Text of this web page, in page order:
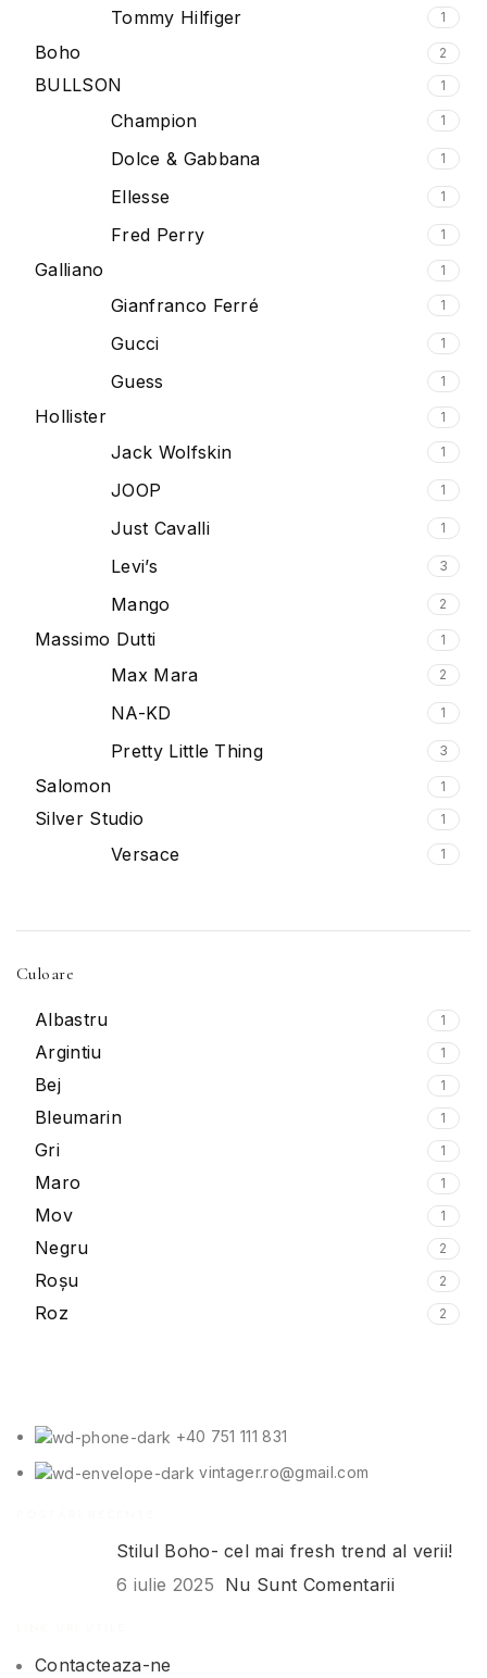
Tommy Hilfiger 1
Boho 2
BULLSON 1
Champion 1
Dolce & Gabbana 1
Ellesse 1
Fred Perry 1
Galliano 1
Gianfranco Ferré 1
Gucci 1
Guess 1
Hollister 1
Jack Wolfskin 1
JOOP 1
Just Cavalli 1
Levi’s 3
Mango 2
Massimo Dutti 1
Max Mara 2
NA-KD 1
Pretty Little Thing 3
Salomon 1
Silver Studio 1
Versace 1
Culoare
Albastru 1
Argintiu 1
Bej 1
Bleumarin 1
Gri 1
Maro 1
Mov 1
Negru 2
Roșu 2
Roz 2
+40 751 111 831
vintager.ro@gmail.com
Stilul Boho- cel mai fresh trend al verii!
6 iulie 2025 Nu Sunt Comentarii
Contacteaza-ne